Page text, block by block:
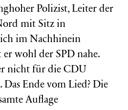
Polizist, Leiter der
mit Sitz in
im Nachhinein
er wohl der SPD nahe.
nicht für die CDU
Das Ende vom Lied? Die
Auflage